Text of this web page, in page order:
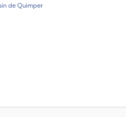
de Quimper